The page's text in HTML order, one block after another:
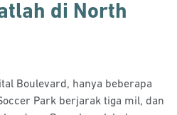
di North
Boulevard, hanya beberapa
Park berjarak tiga mil, dan